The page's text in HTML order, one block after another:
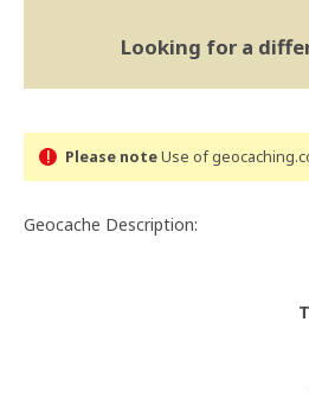
Looking for a
Please noteUse of
Geocache Description: